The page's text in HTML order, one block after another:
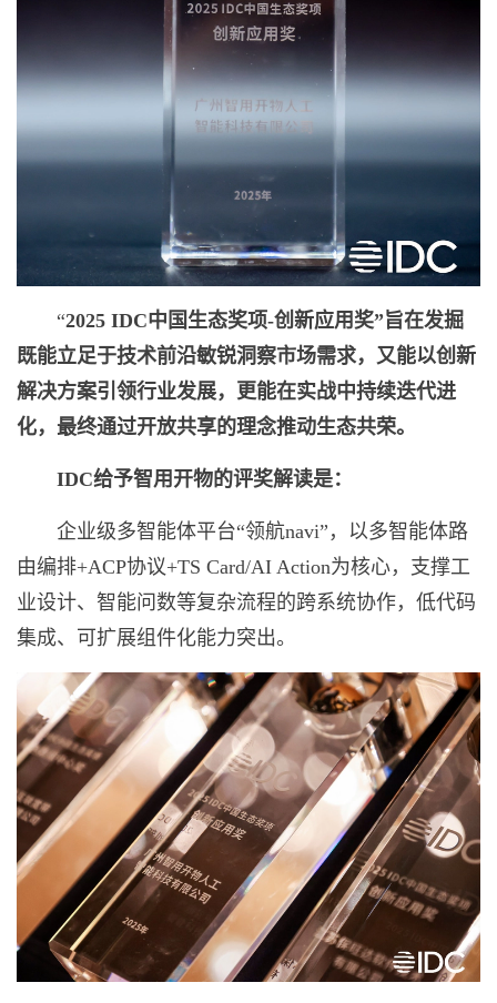
“2025 IDC中国生态奖项-创新应用奖”旨在发掘
既能立足于技术前沿敏锐洞察市场需求，又能以创新
解决方案引领行业发展，更能在实战中持续迭代进
化，最终通过开放共享的理念推动生态共荣。
IDC给予智用开物的评奖解读是：
企业级多智能体平台“领航navi”，以多智能体路
由编排+ACP协议+TS Card/AI Action为核心，支撑工
业设计、智能问数等复杂流程的跨系统协作，低代码
集成、可扩展组件化能力突出。